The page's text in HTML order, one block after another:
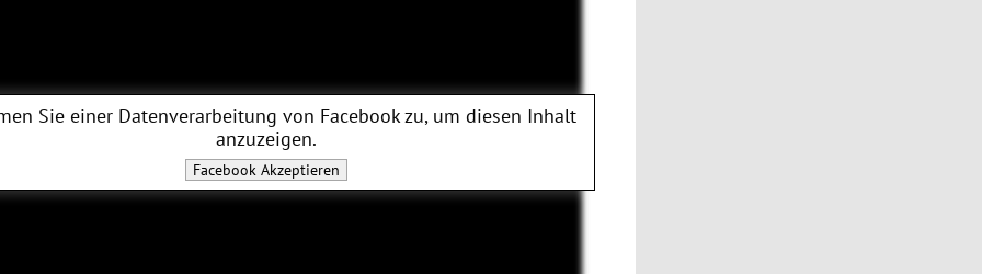
Sie einer Datenverarbeitung von Facebookzu, um diesen Inhalt
anzuzeigen.
FacebookAkzeptieren